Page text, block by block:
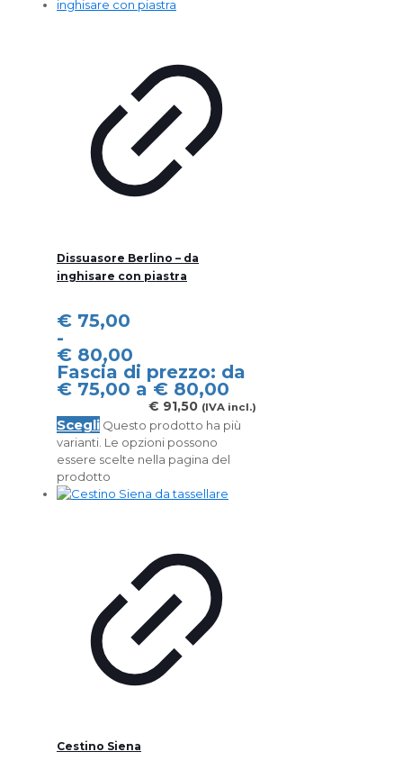
Dissuasore Berlino – da
inghisare con piastra
€ 75,00
-
€ 80,00
Fascia di prezzo: da
€ 75,00 a € 80,00
€ 91,50 (IVA incl.)
Scegli Questo prodotto ha più
varianti. Le opzioni possono
essere scelte nella pagina del
prodotto
Cestino Siena